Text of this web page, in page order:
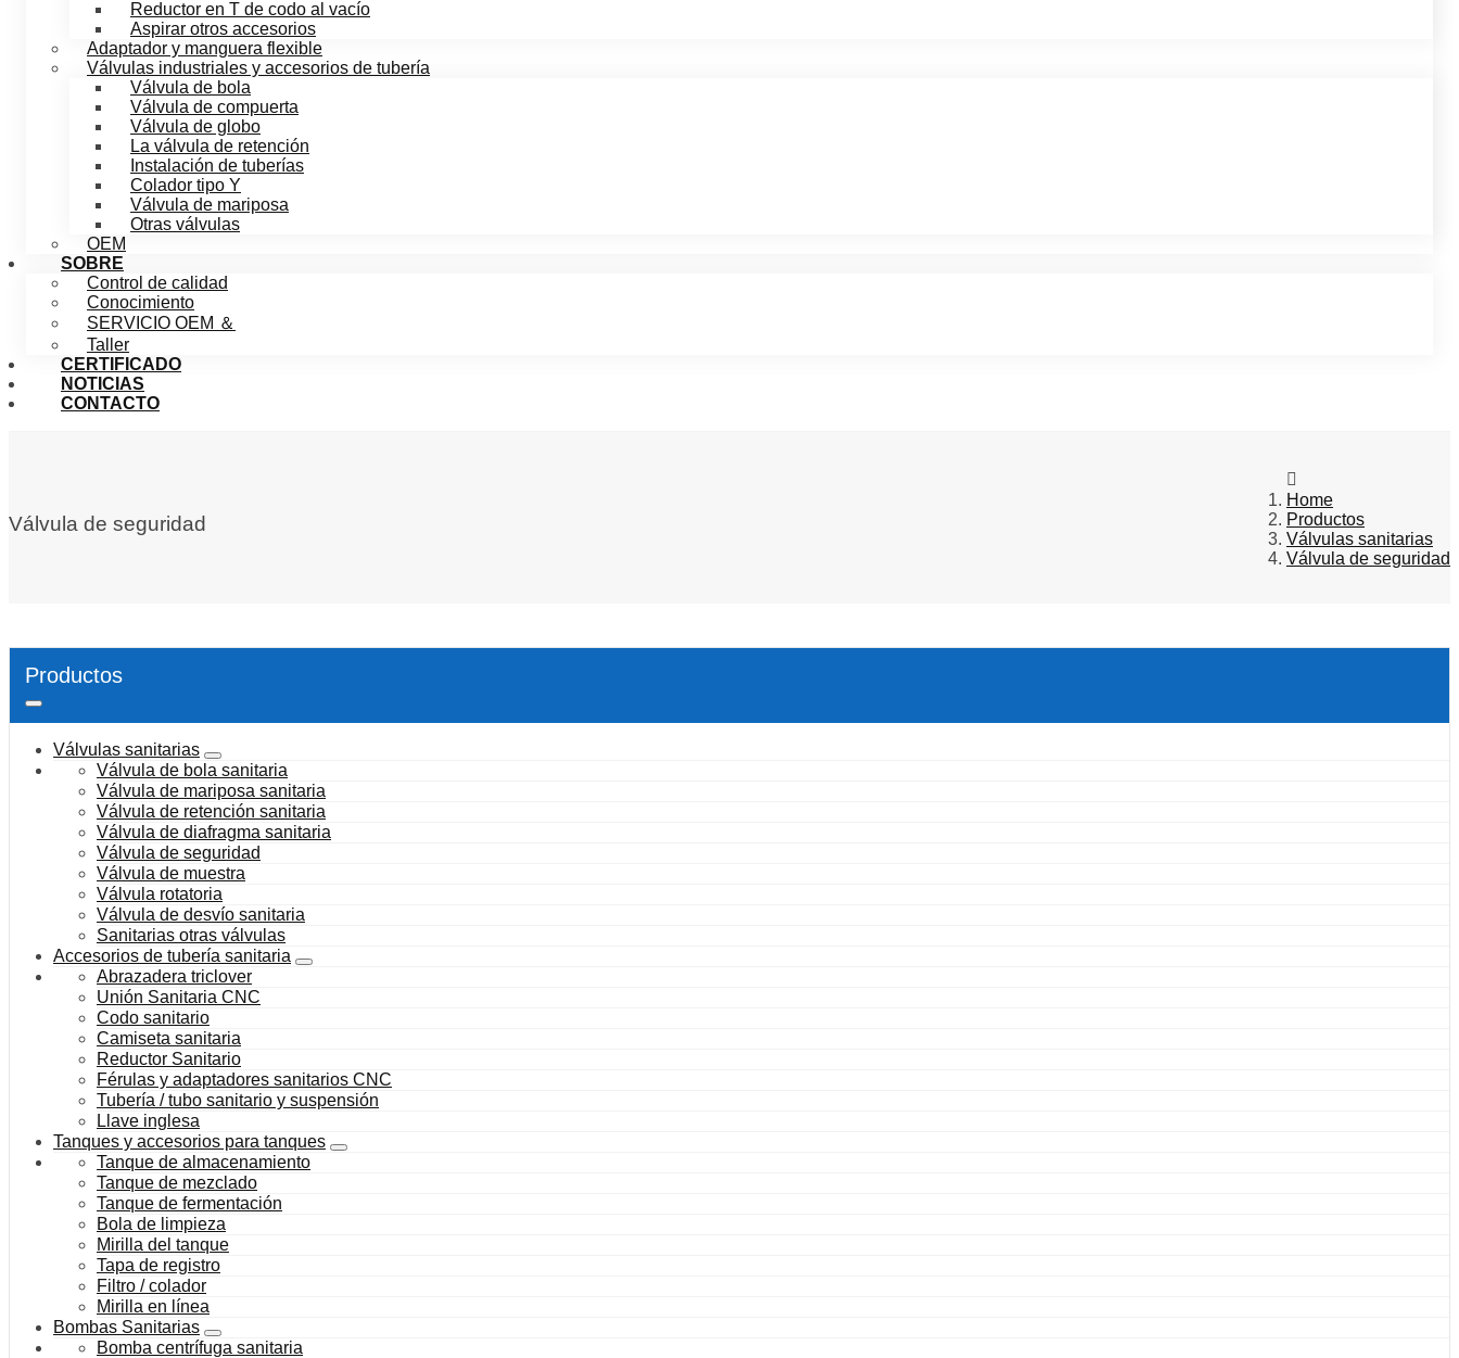
Reductor en T de codo al vacío
Aspirar otros accesorios
Adaptador y manguera flexible
Válvulas industriales y accesorios de tubería
Válvula de bola
Válvula de compuerta
Válvula de globo
La válvula de retención
Instalación de tuberías
Colador tipo Y
Válvula de mariposa
Otras válvulas
OEM
SOBRE
Control de calidad
Conocimiento
SERVICIO OEM ＆
Taller
CERTIFICADO
NOTICIAS
CONTACTO
Válvula de seguridad
Home
Productos
Válvulas sanitarias
Válvula de seguridad
Productos
Válvulas sanitarias
Válvula de bola sanitaria
Válvula de mariposa sanitaria
Válvula de retención sanitaria
Válvula de diafragma sanitaria
Válvula de seguridad
Válvula de muestra
Válvula rotatoria
Válvula de desvío sanitaria
Sanitarias otras válvulas
Accesorios de tubería sanitaria
Abrazadera triclover
Unión Sanitaria CNC
Codo sanitario
Camiseta sanitaria
Reductor Sanitario
Férulas y adaptadores sanitarios CNC
Tubería / tubo sanitario y suspensión
Llave inglesa
Tanques y accesorios para tanques
Tanque de almacenamiento
Tanque de mezclado
Tanque de fermentación
Bola de limpieza
Mirilla del tanque
Tapa de registro
Filtro / colador
Mirilla en línea
Bombas Sanitarias
Bomba centrífuga sanitaria